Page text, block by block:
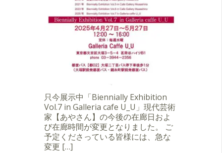
只今展示中「Biennially Exhibition
Vol.7 in Galleria cafe U_U」現代芸術
家【あやさん】の今後の在廊日およ
び在廊時間が変更となりました。 ご
予定くださっている皆様には、急な
変更 […]